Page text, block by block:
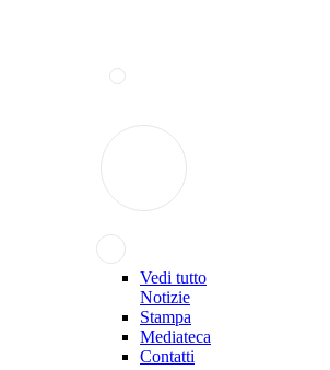
Vedi tutto
Notizie
Stampa
Mediateca
Contatti